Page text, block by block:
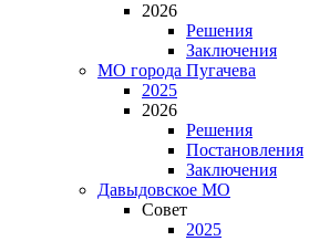
2026
Решения
Заключения
МО города Пугачева
2025
2026
Решения
Постановления
Заключения
Давыдовское МО
Совет
2025